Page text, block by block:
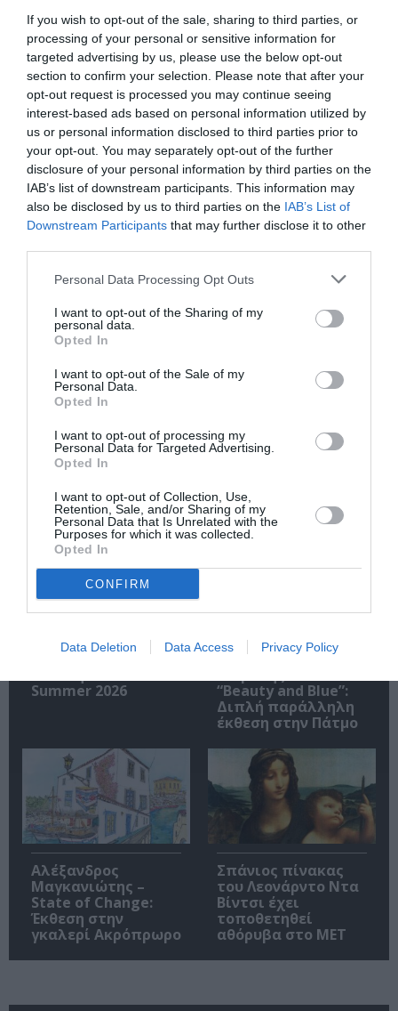
If you wish to opt-out of the sale, sharing to third parties, or
processing of your personal or sensitive information for
targeted advertising by us, please use the below opt-out
section to confirm your selection. Please note that after your
opt-out request is processed you may continue seeing
interest-based ads based on personal information utilized by
us or personal information disclosed to third parties prior to
your opt-out. You may separately opt-out of the further
disclosure of your personal information by third parties on the
IAB’s list of downstream participants. This information may
also be disclosed by us to third parties on the IAB’s List of
Downstream Participants that may further disclose it to other
Personal Data Processing Opt Outs
I want to opt-out of the Sharing of my
personal data.
Opted In
I want to opt-out of the Sale of my
Personal Data.
Opted In
I want to opt-out of processing my
Personal Data for Targeted Advertising.
Opted In
I want to opt-out of Collection, Use,
Retention, Sale, and/or Sharing of my
Personal Data that Is Unrelated with the
Purposes for which it was collected.
Opted In
CONFIRM
Data Deletion Data Access Privacy Policy
Νέοι Διαγωνισμοί❯
Tags
VIDEO ART - INSTALLATIONS
ΑΣΚΤ
ΕΙΚΑΣΤΙΚΕΣ ΕΚΘΕΣΕΙΣ
ΖΩΓΡΑΦΙΚΗ
ΟΜΑΔΙΚΕΣ ΕΚΘΕΣΕΙΣ
Newsletter
Ακολουθήστε το Culturenow.gr
Γκάτσου –
Διαφάνειες Ζωής:
Summer 2026
Χαντζαράς –
«Κλεμμένος
“Beauty and Blue”:
Διπλή παράλληλη
έκθεση στην Πάτμο
Αλέξανδρος
Μαγκανιώτης –
State of Change:
Έκθεση στην
γκαλερί Ακρόπρωρο
Σπάνιος πίνακας
του Λεονάρντο Ντα
Βίντσι έχει
τοποθετηθεί
αθόρυβα στο MET